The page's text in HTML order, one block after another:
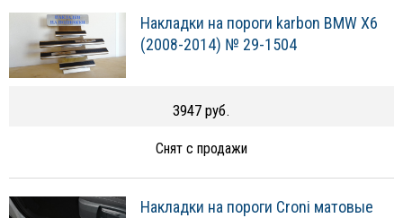
Накладки на пороги karbon BMW X6
(2008-2014) № 29-1504
3947 руб.
Снят с продажи
Накладки на пороги Croni матовые